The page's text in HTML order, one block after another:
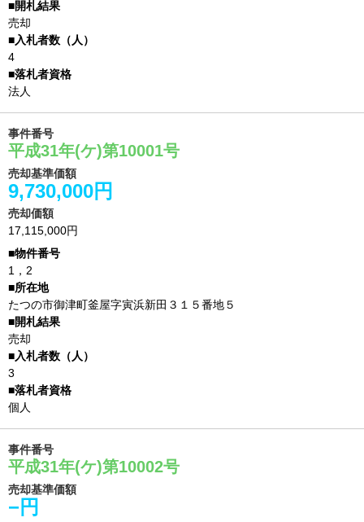
売却
4
法人
事件番号
平成31年(ケ)第10001号
売却基準価額
9,730,000円
売却価額
17,115,000円
1，2
たつの市御津町釜屋字寅浜新田３１５番地５
売却
3
個人
事件番号
平成31年(ケ)第10002号
売却基準価額
−円